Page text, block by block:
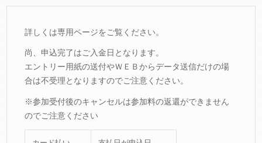
詳しくは専用ページをご覧ください。
尚、申込完了はご入金日となります。
エントリー用紙の送付やＷＥＢからデータ送信だけの場
合は不受理となりますのでご注意ください。
※参加受付後のキャンセルは参加料の返還ができません
のでご注意ください